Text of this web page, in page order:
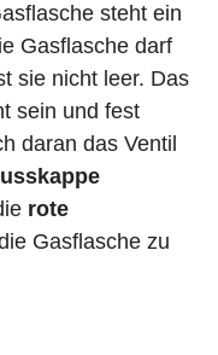
steht ein
Gasflasche darf
sie nicht leer. Das
sein und fest
daran das Ventil
rote
Gasflasche zu